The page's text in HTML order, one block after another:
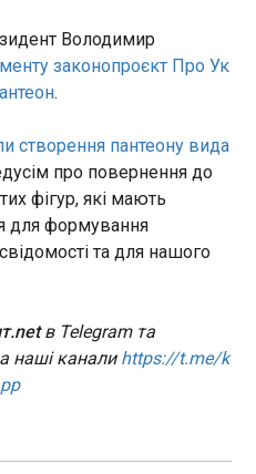
на 16:00 російські
бої призупинилия на
в середу, 1 липня.
на ВДНГ
Володимир
законопроєкт Про Ук
.
створення пантеону вида
про повернення до
фігур, які мають
для формування
та для нашого
в Telegram та
наші канали https://t.me/k